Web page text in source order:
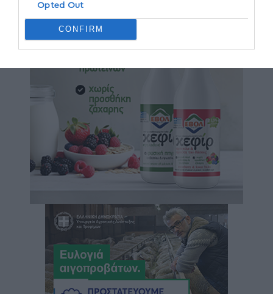
Opted Out
CONFIRM